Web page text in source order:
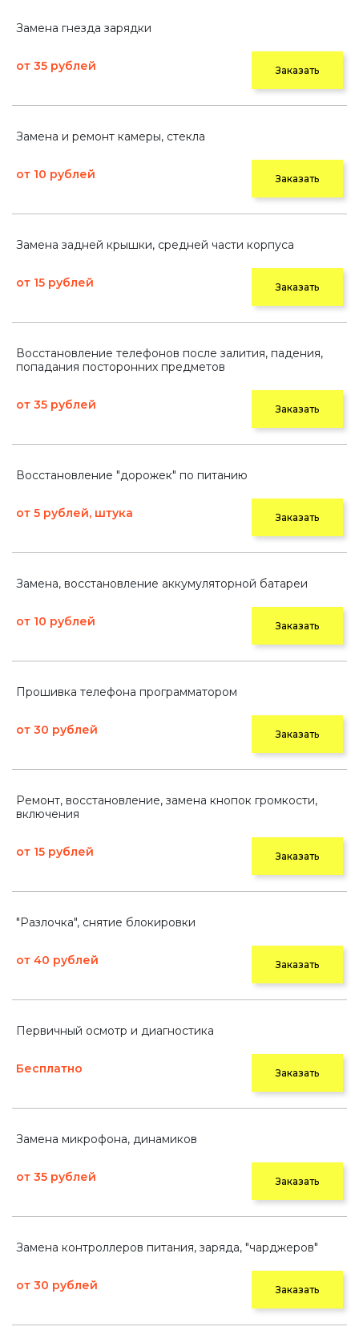
Замена гнезда зарядки
от 35 рублей Заказать
Замена и ремонт камеры, стекла
от 10 рублей Заказать
Замена задней крышки, средней части корпуса
от 15 рублей Заказать
Восстановление телефонов после залития, падения,
попадания посторонних предметов
от 35 рублей Заказать
Восстановление "дорожек" по питанию
от 5 рублей, штука Заказать
Замена, восстановление аккумуляторной батареи
от 10 рублей Заказать
Прошивка телефона программатором
от 30 рублей Заказать
Ремонт, восстановление, замена кнопок громкости,
включения
от 15 рублей Заказать
"Разлочка", снятие блокировки
от 40 рублей Заказать
Первичный осмотр и диагностика
Бесплатно Заказать
Замена микрофона, динамиков
от 35 рублей Заказать
Замена контроллеров питания, заряда, "чарджеров"
от 30 рублей Заказать